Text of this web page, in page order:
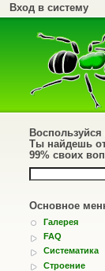
Вход в систему
Ты найдешь
99% своих
Основное
Галерея
FAQ
Систематика
Строение